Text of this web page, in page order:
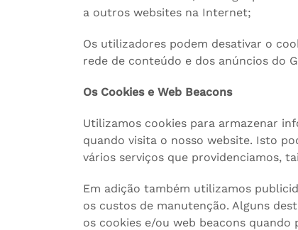
a outros websites na Internet;
Os utilizadores podem desativar o
rede de conteúdo e dos anúncios do
Os Cookies e Web Beacons
Utilizamos cookies para armazenar
quando visita o nosso website. Isto
vários serviços que providenciamos,
Em adição também utilizamos
os custos de manutenção. Alguns
os cookies e/ou web beacons